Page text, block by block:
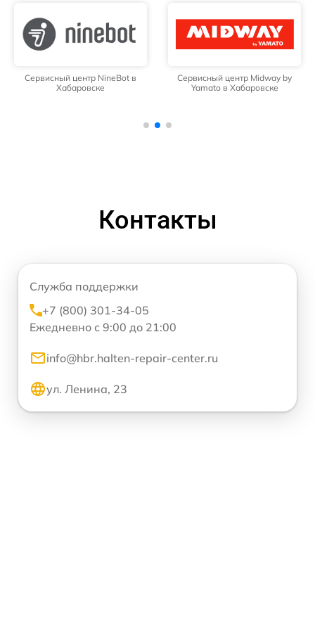
Сервисный центр NineBot в
Хабаровске
Сервисный центр Midway by
Yamato в Хабаровске
Контакты
Служба поддержки
+7 (800) 301-34-05
Ежедневно с 9:00 до 21:00
info@hbr.halten-repair-center.ru
ул. Ленина, 23